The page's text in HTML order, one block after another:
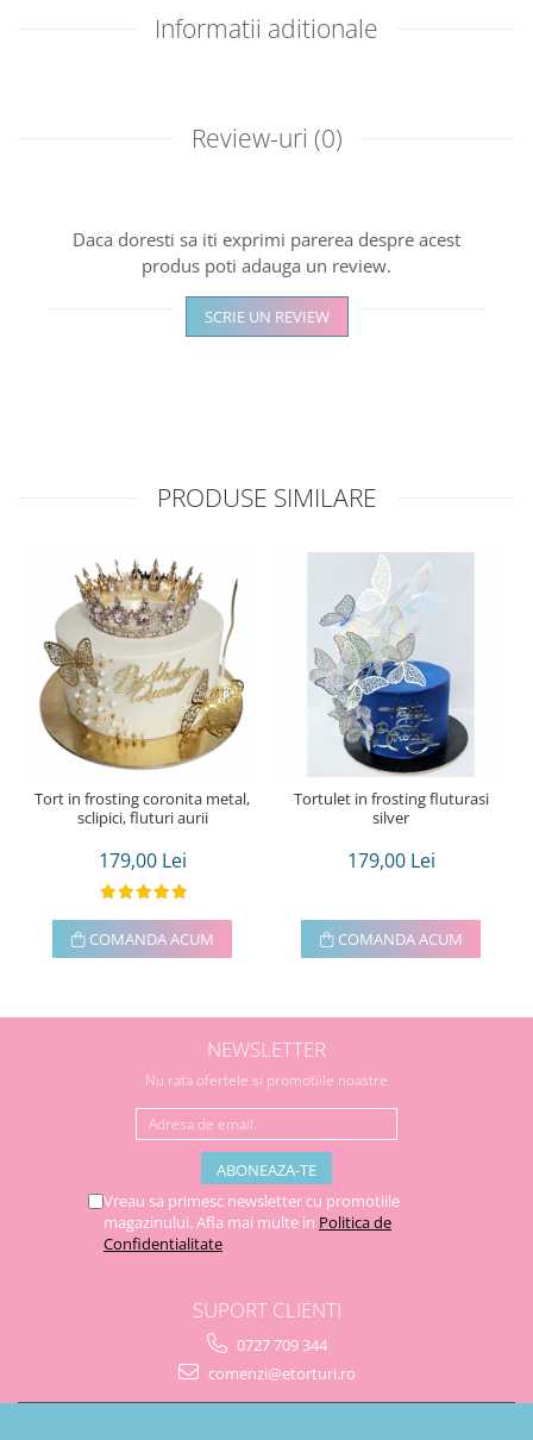
Informatii aditionale
Review-uri (0)
Daca doresti sa iti exprimi parerea despre acest
produs poti adauga un review.
SCRIE UN REVIEW
PRODUSE SIMILARE
Tort in frosting coronita metal,
sclipici, fluturi aurii
179,00 Lei
COMANDA ACUM
Tortulet in frosting fluturasi
silver
179,00 Lei
COMANDA ACUM
NEWSLETTER
Nu rata ofertele si promotiile noastre
Vreau sa primesc newsletter cu promotiile
magazinului. Afla mai multe in Politica de
Confidentialitate
SUPORT CLIENTI
0727 709 344
comenzi@etorturi.ro